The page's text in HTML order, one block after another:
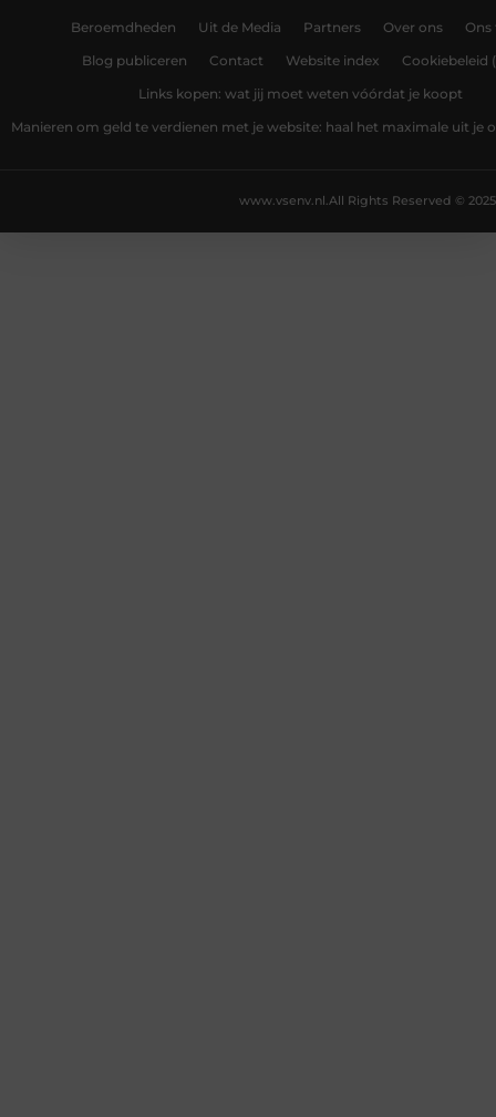
Beroemdheden Uit de Media Partners Over ons Ons
Blog publiceren Contact Website index Cookiebeleid
Links kopen: wat jij moet weten vóórdat je koopt
Manieren om geld te verdienen met je website: haal het maximale uit je
All Rights Reserved © 2025
www.vsenv.nl.